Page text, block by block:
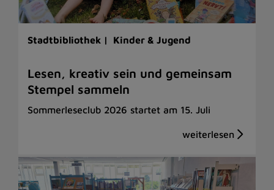
Stadtbibliothek | Kinder & Jugend
Lesen, kreativ sein und gemeinsam
Stempel sammeln
Sommerleseclub 2026 startet am 15. Juli